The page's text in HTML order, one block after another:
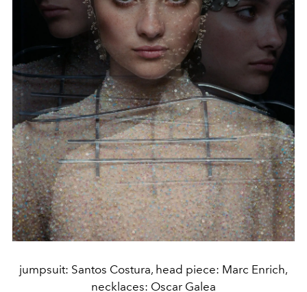
jumpsuit: Santos Costura, head piece: Marc Enrich,
necklaces: Oscar Galea